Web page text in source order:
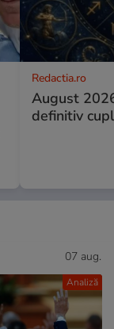
Redactia.ro
August
definitiv
Analiză
07 aug.